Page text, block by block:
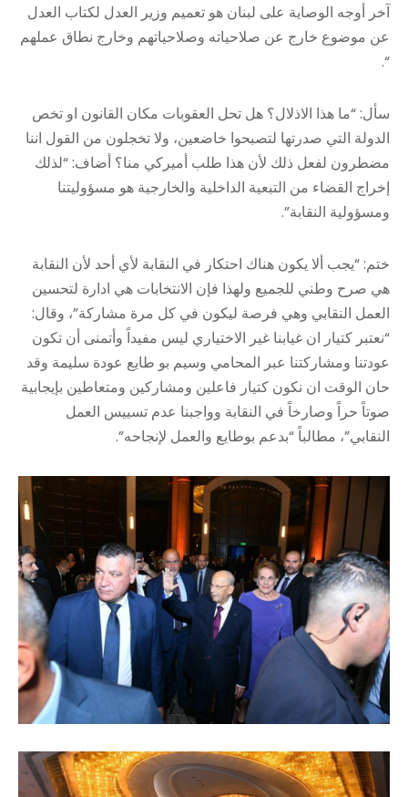
آخر أوجه الوصاية على لبنان هو تعميم وزير العدل لكتاب العدل
عن موضوع خارج عن صلاحياته وصلاحياتهم وخارج نطاق عملهم
“.
سأل: “ما هذا الاذلال؟ هل تحل العقوبات مكان القانون او تخص
الدولة التي صدرتها لتصبحوا خاضعين، ولا تخجلون من القول اننا
مضطرون لفعل ذلك لأن هذا طلب أميركي منا؟ أضاف: “لذلك
إخراج القضاء من التبعية الداخلية والخارجية هو مسؤوليتنا
ومسؤولية النقابة”.
ختم: “يجب ألا يكون هناك احتكار في النقابة لأي أحد لأن النقابة
هي صرح وطني للجميع ولهذا فإن الانتخابات هي ادارة لتحسين
العمل النقابي وهي فرصة ليكون في كل مرة مشاركة”، وقال:
“نعتبر كتيار ان غيابنا غير الاختياري ليس مفيداً وأتمنى أن تكون
عودتنا ومشاركتنا عبر المحامي وسيم بو طايع عودة سليمة وقد
حان الوقت ان نكون كتيار فاعلين ومشاركين ومتعاطين بإيجابية
صوتاً حراً وصارخاً في النقابة وواجبنا عدم تسييس العمل
النقابي”، مطالباً “بدعم بوطايع والعمل لإنجاحه”.